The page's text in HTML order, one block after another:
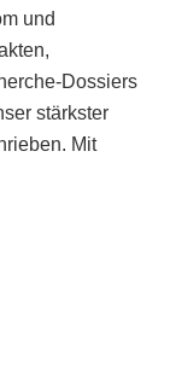
und
Dossiers
stärkster
Mit